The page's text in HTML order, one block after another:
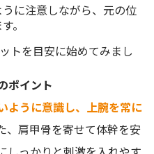
うに注意しながら、元の位
。
トを目安に始めてみまし
ポイント
ように意識し、上腕を常に
、肩甲骨を寄せて体幹を安